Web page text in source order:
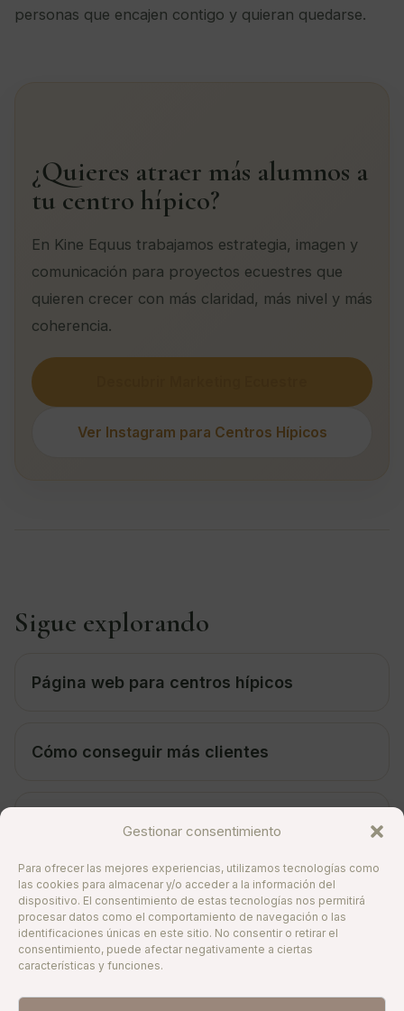
Gestionar consentimiento
Para ofrecer las mejores experiencias, utilizamos tecnologías como
las cookies para almacenar y/o acceder a la información del
dispositivo. El consentimiento de estas tecnologías nos permitirá
procesar datos como el comportamiento de navegación o las
identificaciones únicas en este sitio. No consentir o retirar el
consentimiento, puede afectar negativamente a ciertas
características y funciones.
personas que encajen contigo y quieran quedarse.
¿Quieres atraer más alumnos a
tu centro hípico?
En Kine Equus trabajamos estrategia, imagen y
comunicación para proyectos ecuestres que
quieren crecer con más claridad, más nivel y más
coherencia.
Ver Instagram para Centros Hípicos
Sigue explorando
Página web para centros hípicos
Cómo conseguir más clientes
SEO para negocios ecuestres